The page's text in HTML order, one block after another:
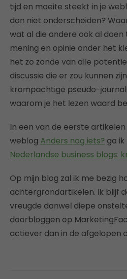
tijd en moeite steekt in je
dan niet onderscheiden?
wat al die andere ook al doen
mening en opinie onder het
het zo zonde van alle
discussie die er zou kunnen
krampachtige pseudo-
waarom je het lezen waard
In een van de eerste
weblog Anders nog iets? ga
Nederlandse business blogs:
Op mijn blog zal ik me bezig
achtergrondartikelen. Ik blijf
vreugde danwel diepe
doorbloggen op
actiever dan in de afgelopen